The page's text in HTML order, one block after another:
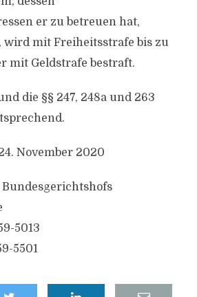
er zu betreuen hat,
wird mit Freiheitsstrafe bis zu
mit Geldstrafe bestraft.
die §§ 247, 248a und 263
November 2020
Bundesgerichtshofs
5013
5501